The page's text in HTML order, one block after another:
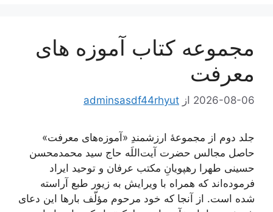
مجموعه کتاب آموزه های
معرفت
2026-08-06 از adminsasdf44rhyut
جلد دوم از مجموعۀ ارزشمندِ «آموزه‌های معرفت»
حاصل مجالس حضرت آیت‌اللَه حاج سید محمدمحسن
حسینی طهرا رهپویانِ مکتب عرفان و توحید ایراد
فرموده‌اند که همراه با ویرایش به زیور طبع آراسته
شده است. از آنجا که خود مرحوم مؤلّف بارها این دعای